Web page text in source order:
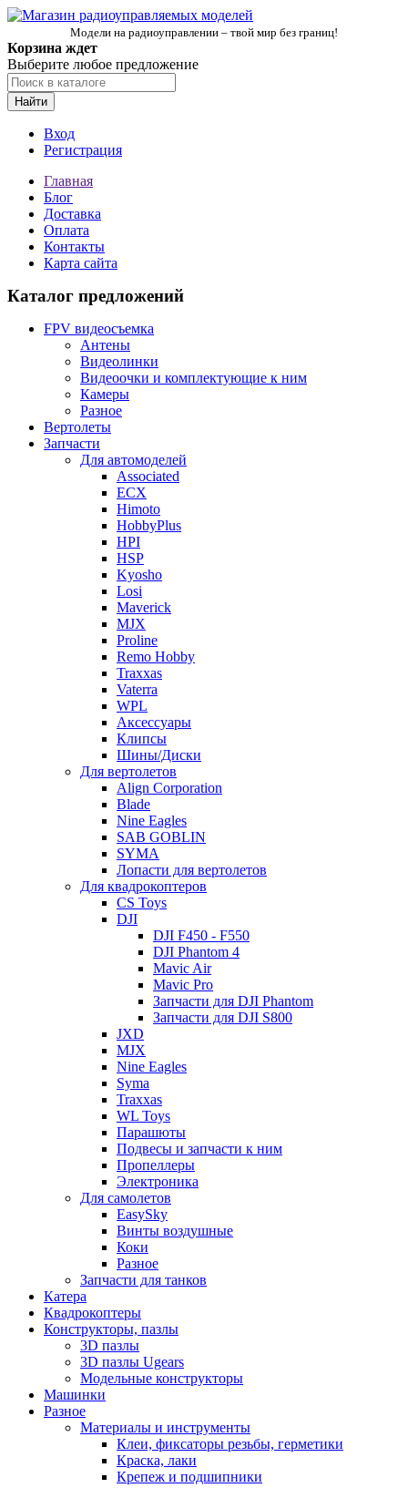
Модели на радиоуправлении – твой мир без границ!
Корзина ждет
Выберите любое предложение
Найти
Вход
Регистрация
Главная
Блог
Доставка
Оплата
Контакты
Карта сайта
Каталог предложений
FPV видеосъемка
Антены
Видеолинки
Видеоочки и комплектующие к ним
Камеры
Разное
Вертолеты
Запчасти
Для автомоделей
Associated
ECX
Himoto
HobbyPlus
HPI
HSP
Kyosho
Losi
Maverick
MJX
Proline
Remo Hobby
Traxxas
Vaterra
WPL
Аксессуары
Клипсы
Шины/Диски
Для вертолетов
Align Corporation
Blade
Nine Eagles
SAB GOBLIN
SYMA
Лопасти для вертолетов
Для квадрокоптеров
CS Toys
DJI
DJI F450 - F550
DJI Phantom 4
Mavic Air
Mavic Pro
Запчасти для DJI Phantom
Запчасти для DJI S800
JXD
MJX
Nine Eagles
Syma
Traxxas
WL Toys
Парашюты
Подвесы и запчасти к ним
Пропеллеры
Электроника
Для самолетов
EasySky
Винты воздушные
Коки
Разное
Запчасти для танков
Катера
Квадрокоптеры
Конструкторы, пазлы
3D пазлы
3D пазлы Ugears
Модельные конструкторы
Машинки
Разное
Материалы и инструменты
Клеи, фиксаторы резьбы, герметики
Краска, лаки
Крепеж и подшипники